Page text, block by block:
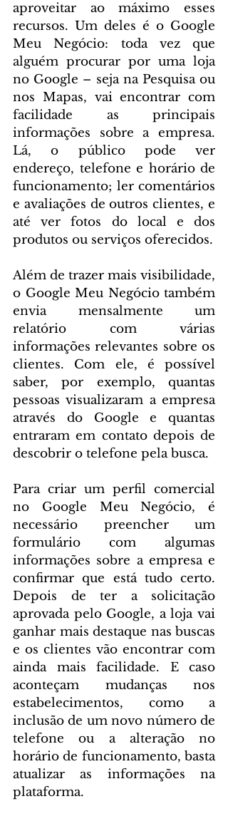
aproveitar ao máximo esses
recursos. Um deles é o Google
Meu Negócio: toda vez que
alguém procurar por uma loja
no Google – seja na Pesquisa ou
nos Mapas, vai encontrar com
facilidade as principais
informações sobre a empresa.
Lá, o público pode ver
endereço, telefone e horário de
funcionamento; ler comentários
e avaliações de outros clientes, e
até ver fotos do local e dos
produtos ou serviços oferecidos.
Além de trazer mais visibilidade,
o Google Meu Negócio também
envia mensalmente um
relatório com várias
informações relevantes sobre os
clientes. Com ele, é possível
saber, por exemplo, quantas
pessoas visualizaram a empresa
através do Google e quantas
entraram em contato depois de
descobrir o telefone pela busca.
Para criar um perfil comercial
no Google Meu Negócio, é
necessário preencher um
formulário com algumas
informações sobre a empresa e
confirmar que está tudo certo.
Depois de ter a solicitação
aprovada pelo Google, a loja vai
ganhar mais destaque nas buscas
e os clientes vão encontrar com
ainda mais facilidade. E caso
aconteçam mudanças nos
estabelecimentos, como a
inclusão de um novo número de
telefone ou a alteração no
horário de funcionamento, basta
atualizar as informações na
plataforma.